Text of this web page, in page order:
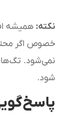
نکته: همیشه
خصوص اگر
نمی‌شود.
شود.